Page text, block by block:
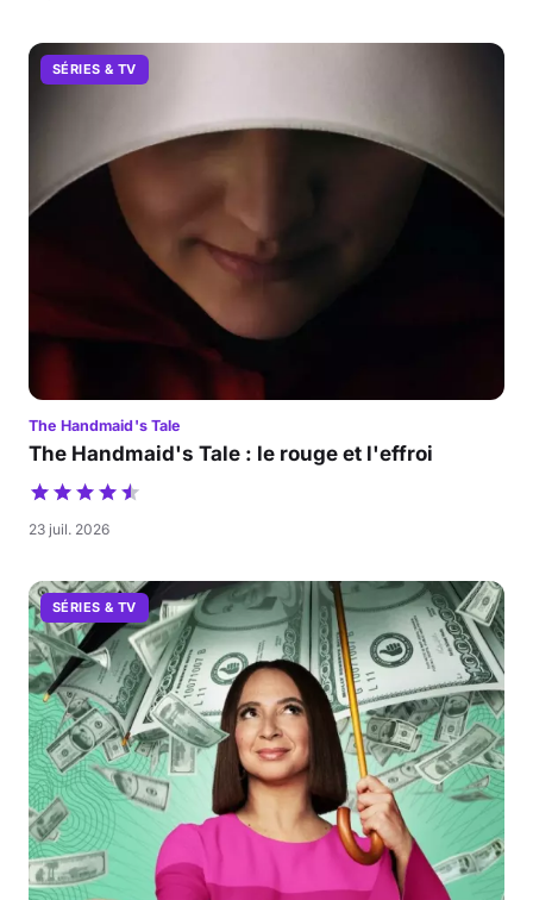
SÉRIES & TV
The Handmaid's Tale
The Handmaid's Tale : le rouge et l'effroi
23 juil. 2026
SÉRIES & TV